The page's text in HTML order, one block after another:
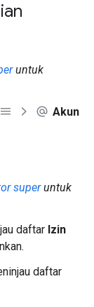
untuk
Akun
superuntuk
daftar Izin
daftar